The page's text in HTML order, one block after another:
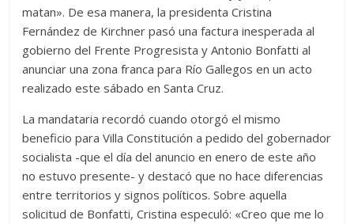
matan». De esa manera, la presidenta Cristina
Fernández de Kirchner pasó una factura inesperada al
gobierno del Frente Progresista y Antonio Bonfatti al
anunciar una zona franca para Río Gallegos en un acto
realizado este sábado en Santa Cruz.
La mandataria recordó cuando otorgó el mismo
beneficio para Villa Constitución a pedido del gobernador
socialista -que el día del anuncio en enero de este año
no estuvo presente- y destacó que no hace diferencias
entre territorios y signos políticos. Sobre aquella
solicitud de Bonfatti, Cristina especuló: «Creo que me lo